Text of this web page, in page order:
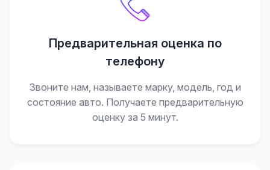
Предварительная оценка по
телефону
Звоните нам, называете марку, модель, год и
состояние авто. Получаете предварительную
оценку за 5 минут.